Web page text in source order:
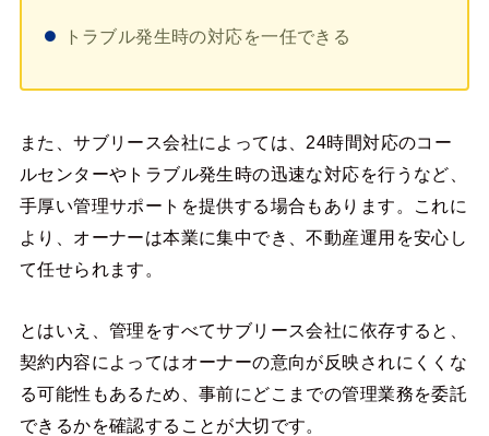
トラブル発生時の対応を一任できる
また、サブリース会社によっては、24時間対応のコー
ルセンターやトラブル発生時の迅速な対応を行うなど、
手厚い管理サポートを提供する場合もあります。これに
より、オーナーは本業に集中でき、不動産運用を安心し
て任せられます。
とはいえ、管理をすべてサブリース会社に依存すると、
契約内容によってはオーナーの意向が反映されにくくな
る可能性もあるため、事前にどこまでの管理業務を委託
できるかを確認することが大切です。